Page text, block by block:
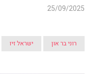
25/09/2025
רוני בר און ישראל זיו